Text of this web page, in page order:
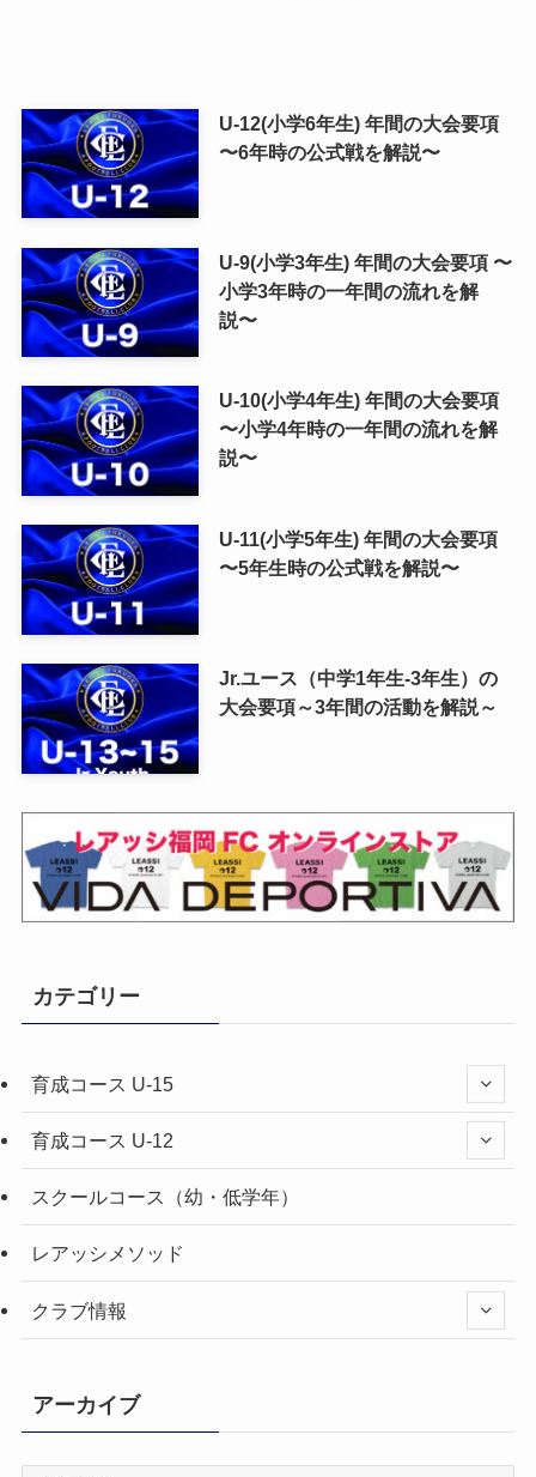
U-12(小学6年生) 年間の大会要項
〜6年時の公式戦を解説〜
U-9(小学3年生) 年間の大会要項 〜
小学3年時の一年間の流れを解
説〜
U-10(小学4年生) 年間の大会要項
〜小学4年時の一年間の流れを解
説〜
U-11(小学5年生) 年間の大会要項
〜5年生時の公式戦を解説〜
Jr.ユース（中学1年生-3年生）の
大会要項～3年間の活動を解説～
カテゴリー
育成コース U-15
育成コース U-12
スクールコース（幼・低学年）
レアッシメソッド
クラブ情報
アーカイブ